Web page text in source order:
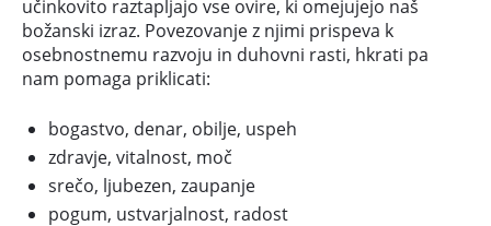
učinkovito raztapljajo vse ovire, ki omejujejo naš
božanski izraz. Povezovanje z njimi prispeva k
osebnostnemu razvoju in duhovni rasti, hkrati pa
nam pomaga priklicati:
bogastvo, denar, obilje, uspeh
zdravje, vitalnost, moč
srečo, ljubezen, zaupanje
pogum, ustvarjalnost, radost